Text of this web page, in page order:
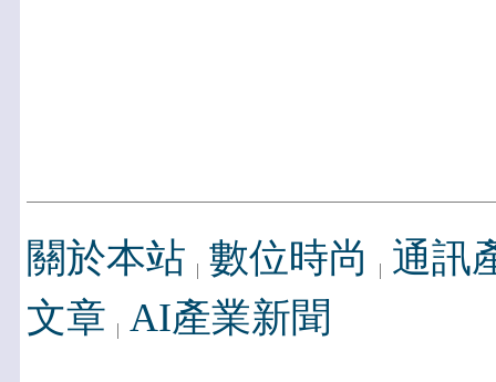
關於本站 數位時尚
通訊
文章 AI產業新聞